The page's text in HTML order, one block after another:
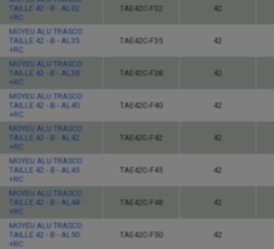
TAILLE 42 - B - AL32
+RC
TAE42C-F32 42
MOYEU ALU TRASCO
TAILLE 42 - B - AL35
+RC
TAE42C-F35 42
MOYEU ALU TRASCO
TAILLE 42 - B - AL38
+RC
TAE42C-F38 42
MOYEU ALU TRASCO
TAILLE 42 - B - AL40
+RC
TAE42C-F40 42
MOYEU ALU TRASCO
TAILLE 42 - B - AL42
+RC
TAE42C-F42 42
MOYEU ALU TRASCO
TAILLE 42 - B - AL45
+RC
TAE42C-F45 42
MOYEU ALU TRASCO
TAILLE 42 - B - AL48
+RC
TAE42C-F48 42
MOYEU ALU TRASCO
TAILLE 42 - B - AL50
+RC
TAE42C-F50 42